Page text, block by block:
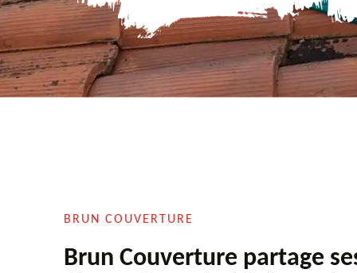
BRUN COUVERTURE
Brun Couverture partage